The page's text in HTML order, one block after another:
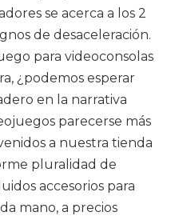
se acerca a los 2
de desaceleración.
para videoconsolas
¿podemos esperar
en la narrativa
parecerse más
a nuestra tienda
pluralidad de
accesorios para
mano, a precios